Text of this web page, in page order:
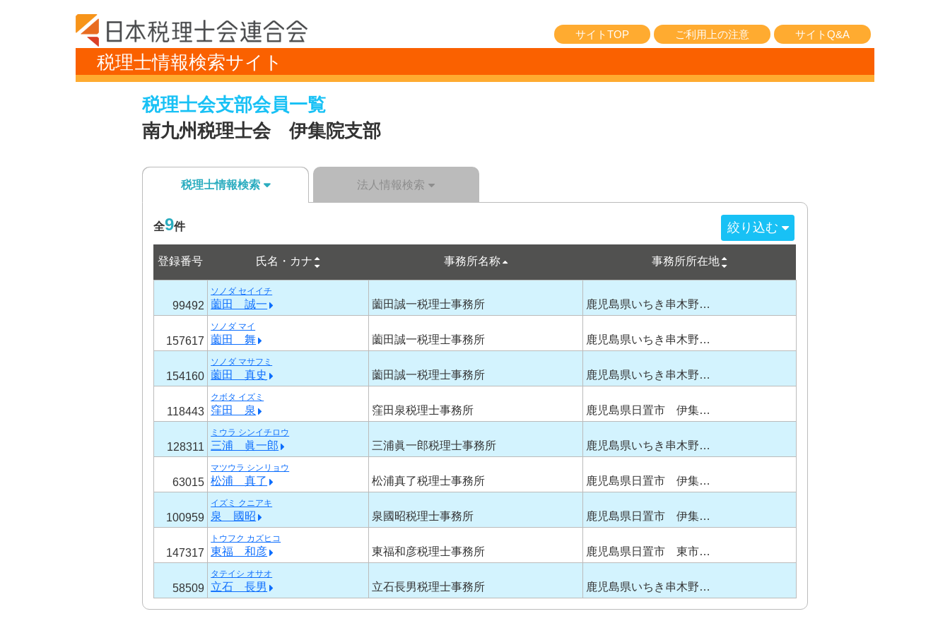
サイトTOP ご利用上の注意 サイトQ&A
税理士情報検索サイト
税理士会支部会員一覧
南九州税理士会 伊集院支部
税理士情報検索 法人情報検索
全9件 絞り込む
登録番号 氏名・カナ 事務所名称 事務所所在地
99492
ソノダ セイイチ
薗田 誠一 薗田誠一税理士事務所 鹿児島県いちき串木野…
157617
ソノダ マイ
薗田 舞 薗田誠一税理士事務所 鹿児島県いちき串木野…
154160
ソノダ マサフミ
薗田 真史 薗田誠一税理士事務所 鹿児島県いちき串木野…
118443
クボタ イズミ
窪田 泉 窪田泉税理士事務所 鹿児島県日置市 伊集…
128311
ミウラ シンイチロウ
三浦 眞一郎 三浦眞一郎税理士事務所 鹿児島県いちき串木野…
63015
マツウラ シンリョウ
松浦 真了 松浦真了税理士事務所 鹿児島県日置市 伊集…
100959
イズミ クニアキ
泉 國昭 泉國昭税理士事務所 鹿児島県日置市 伊集…
147317
トウフク カズヒコ
東福 和彦 東福和彦税理士事務所 鹿児島県日置市 東市…
58509
タテイシ オサオ
立石 長男 立石長男税理士事務所 鹿児島県いちき串木野…